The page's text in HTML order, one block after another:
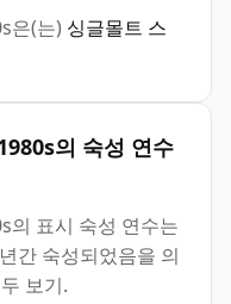
은(는) 싱글몰트 스
의 숙성 연수
표시 숙성 연수는
간 숙성되었음을 의
보기.